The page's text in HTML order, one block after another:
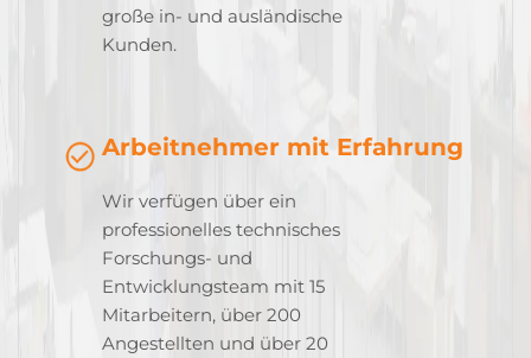
große in- und ausländische
Kunden.
Arbeitnehmer mit Erfahrung
Wir verfügen über ein
professionelles technisches
Forschungs- und
Entwicklungsteam mit 15
Mitarbeitern, über 200
Angestellten und über 20